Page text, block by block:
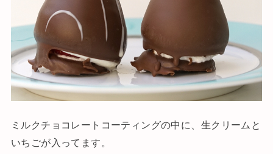
ミルクチョコレートコーティングの中に、生クリームと
いちごが入ってます。